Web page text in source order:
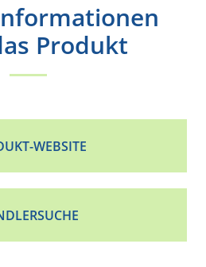
Produkt
WEBSITE